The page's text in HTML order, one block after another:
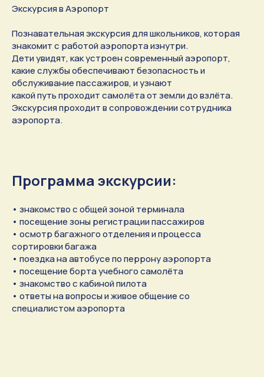
Экскурсия в Аэропорт
Познавательная экскурсия для школьников, которая
знакомит с работой аэропорта изнутри.
Дети увидят, как устроен современный аэропорт,
какие службы обеспечивают безопасность и
обслуживание пассажиров, и узнают
какой путь проходит самолёта от земли до взлёта.
Экскурсия проходит в сопровождении сотрудника
аэропорта.
Программа экскурсии:
• знакомство с общей зоной терминала
• посещение зоны регистрации пассажиров
• осмотр багажного отделения и процесса
сортировки багажа
• поездка на автобусе по перрону аэропорта
• посещение борта учебного самолёта
• знакомство с кабиной пилота
• ответы на вопросы и живое общение со
специалистом аэропорта